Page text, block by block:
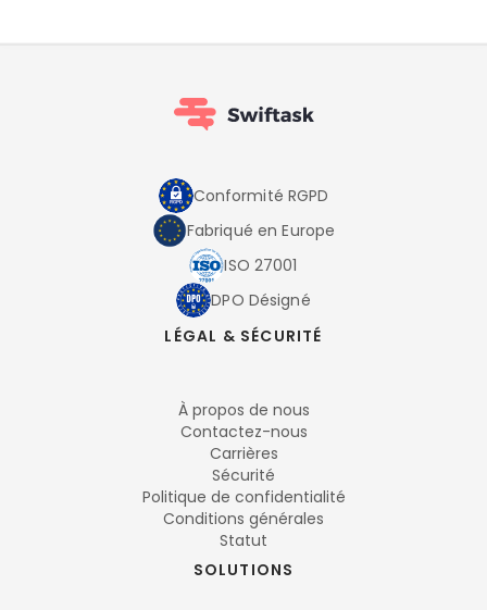
Conformité RGPD
Fabriqué en Europe
ISO 27001
DPO Désigné
LÉGAL & SÉCURITÉ
À propos de nous
Contactez-nous
Carrières
Sécurité
Politique de confidentialité
Conditions générales
Statut
SOLUTIONS